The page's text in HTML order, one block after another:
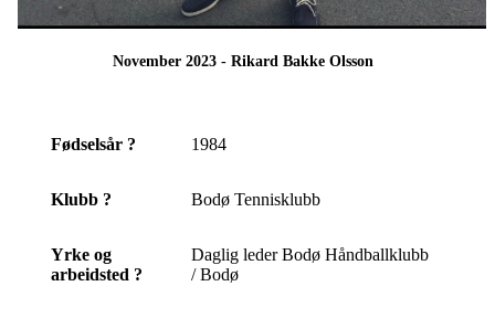
November 2023 - Rikard Bakke Olsson
Fødselsår ? 1984
Klubb ? Bodø Tennisklubb
Yrke og
arbeidsted ?
Daglig leder Bodø Håndballklubb
/ Bodø